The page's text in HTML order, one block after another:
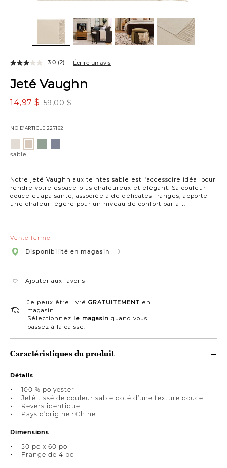
Jeté Vaughn
59,00 $
14,97 $
NO D’ARTICLE 227162
Notre jeté Vaughn aux teintes sable est l’accessoire idéal pour
rendre votre espace plus chaleureux et élégant. Sa couleur
douce et apaisante, associée à de délicates franges, apporte
une chaleur légère pour un niveau de confort parfait.
3.0 (2) Écrire un avis
Variations
sable
Vente ferme
Disponibilité en magasin
Ajouter aux favoris
Je peux être livré GRATUITEMENT en
magasin!
Sélectionnez le magasin quand vous
passez à la caisse.
Caractéristiques du produit
Détails
100 % polyester
Jeté tissé de couleur sable doté d’une texture douce
Revers identique
Pays d’origine : Chine
Dimensions
50 po x 60 po
Frange de 4 po